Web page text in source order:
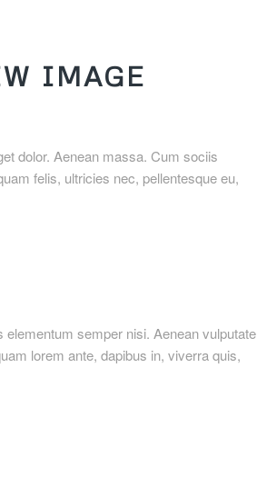
IMAGE
dolor. Aenean massa. Cum sociis
felis, ultricies nec, pellentesque eu,
semper nisi. Aenean vulputate
lorem ante, dapibus in, viverra quis,